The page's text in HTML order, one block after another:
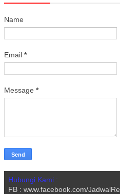
Name
Email *
Message *
Hubungi Kami :
FB : www.facebook.com/